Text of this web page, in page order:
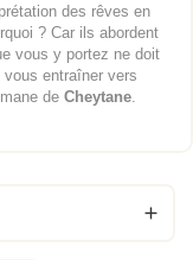
des rêves en
? Car ils abordent
vous y portez ne doit
entraîner vers
de Cheytane.
